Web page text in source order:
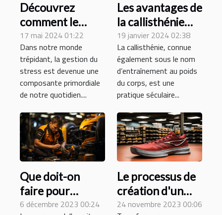
Découvrez
comment le
magnésium
bisglycinate peut
améliorer votre
gestion du stress
quotidien
17 mai 2024 01:22
Dans notre monde
trépidant, la gestion du
stress est devenue une
composante primordiale
de notre quotidien....
Les avantages de
la callisthénie
pour la santé et
le bien-être
global
19 janvier 2024 02:38
La callisthénie, connue
également sous le nom
d’entraînement au poids
du corps, est une
pratique séculaire...
Que doit-on
faire pour
améliorer la
6 décembre 2023 00:24
Le processus de
création d'un
espace tennis
24 novembre 2023 00:06